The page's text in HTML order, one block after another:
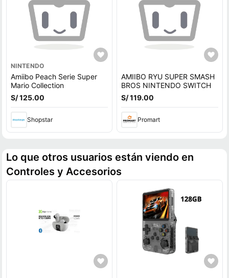
NINTENDO
Amiibo Peach Serie Super
Mario Collection
S/ 125.00
Shopstar
AMIIBO RYU SUPER SMASH
BROS NINTENDO SWITCH
S/ 119.00
Promart
Lo que otros usuarios están viendo en
Controles y Accesorios